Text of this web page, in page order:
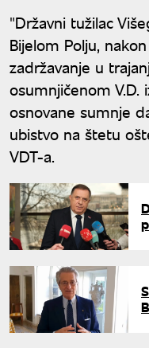
"Državni tužilac
Bijelom Polju,
zadržavanje u
osumnjičenom V.D.
osnovane sumnje
ubistvo na štetu
VDT-a.